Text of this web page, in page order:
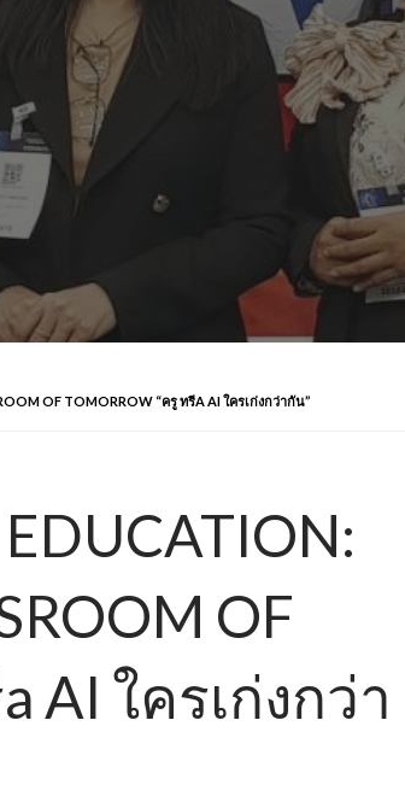
OF TOMORROW “ครู ทรีA AI ใครเก่งกว่ากัน”
OF
AI ใครเก่งกว่า